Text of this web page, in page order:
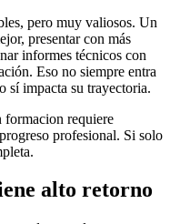
pero muy valiosos. Un
presentar con más
informes técnicos con
Eso no siempre entra
sí impacta su trayectoria.
formacion requiere
profesional. Si solo
alto retorno